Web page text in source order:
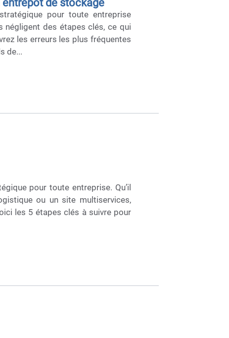
entrepôt de stockage
pour toute entreprise
négligent des étapes clés, ce qui
les erreurs les plus fréquentes
de...
pour toute entreprise. Qu’il
ou un site multiservices,
les 5 étapes clés à suivre pour